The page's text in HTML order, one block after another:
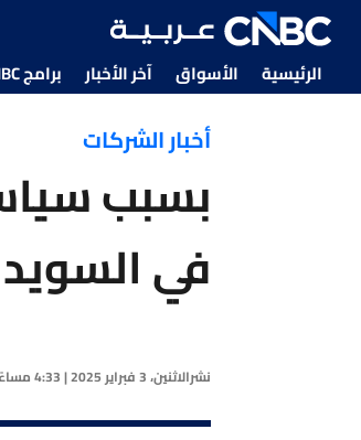
الرئيسية الأسواق آخر الأخبار برامج CNBC عربية
أخبار الشركات
بسبب
في السويد
نشرالاثنين، 3 فبراير 2025 | 4:33 مساءً